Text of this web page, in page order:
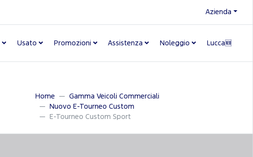
Azienda
Usato Promozioni Assistenza Noleggio Lucca🆕
Home
Gamma Veicoli Commerciali
Nuovo E-Tourneo Custom
E-Tourneo Custom Sport